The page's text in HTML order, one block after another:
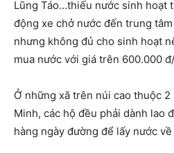
Lũng Táo…thiếu nước sinh hoạt
động xe chở nước đến trung
nhưng không đủ cho sinh hoạt
mua nước với giá trên 600.000
Ở những xã trên núi cao thuộc 2
Minh, các hộ đều phải dành lao
hàng ngày đường để lấy nước